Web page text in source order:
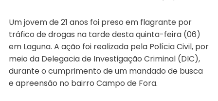
Um jovem de 21 anos foi preso em flagrante por
tráfico de drogas na tarde desta quinta-feira (06)
em Laguna. A ação foi realizada pela Polícia Civil, por
meio da Delegacia de Investigação Criminal (DIC),
durante o cumprimento de um mandado de busca
e apreensão no bairro Campo de Fora.